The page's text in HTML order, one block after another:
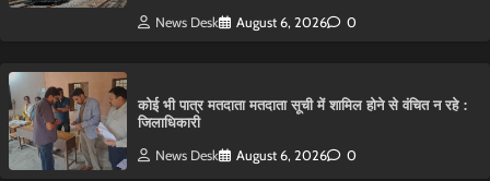
News Desk August 6, 2026 0
कोई भी पात्र मतदाता मतदाता सूची में शामिल होने से वंचित न रहे :
जिलाधिकारी
News Desk August 6, 2026 0